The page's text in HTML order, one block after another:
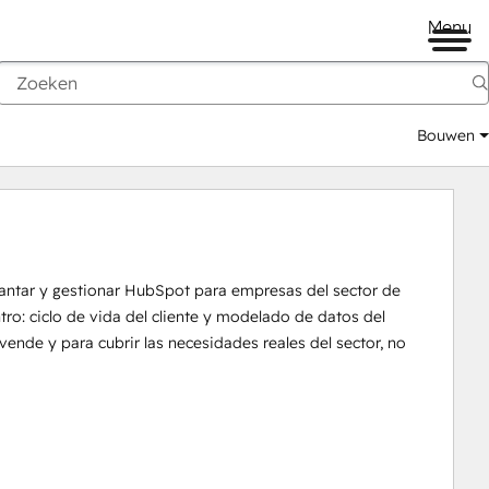
Menu
Bouwen
y gestionar HubSpot para empresas del sector de
ciclo de vida del cliente y modelado de datos del
y para cubrir las necesidades reales del sector, no